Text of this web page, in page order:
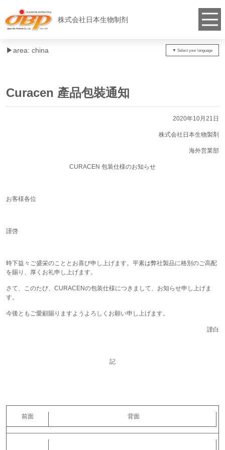
株式会社日本生物制剂
▶︎area: china
Curacen 產品包裝通知
2020年10月21日
株式会社日本生物製剤
海外営業部
CURACEN 包装仕様のお知らせ
お客様各位
謹啓
時下益々ご盛栄のこととお喜び申し上げます。平素は弊社製品に格別のご高配
を賜り、厚くお礼申し上げます。
さて、このたび、CURACENの包装仕様につきまして、お知らせ申し上げま
す。
今後ともご愛顧賜りますようよろしくお願い申し上げます。
謹白
記
前面 背面